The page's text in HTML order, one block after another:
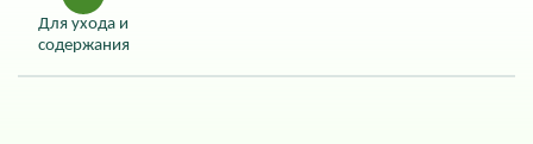
Для ухода и
содержания